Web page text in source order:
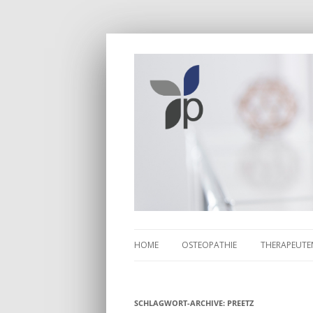
Osteopathie
Natürlich Schmerzfrei
HOME OSTEOPATHIE
KOSTENERSTATTUNG
SCHLAGWORT-ARCHIVE: PREETZ